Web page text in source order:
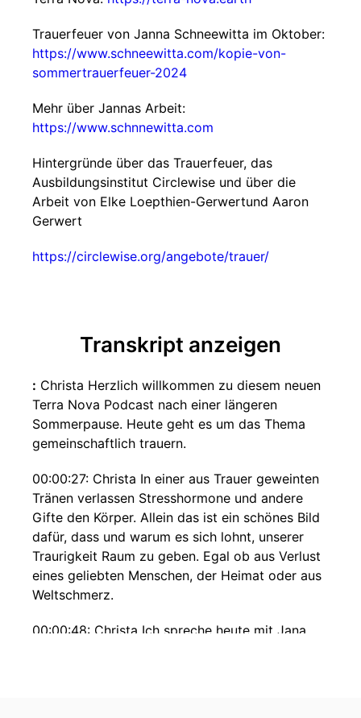
Trauerfeuer von Janna Schneewitta im Oktober:
https://www.schneewitta.com/kopie-von-
sommertrauerfeuer-2024
Mehr über Jannas Arbeit:
https://www.schnnewitta.com
Hintergründe über das Trauerfeuer, das
Ausbildungsinstitut Circlewise und über die
Arbeit von Elke Loepthien-Gerwertund Aaron
Gerwert
https://circlewise.org/angebote/trauer/
Transkript anzeigen
: Christa Herzlich willkommen zu diesem neuen
Terra Nova Podcast nach einer längeren
Sommerpause. Heute geht es um das Thema
gemeinschaftlich trauern.
00:00:27: Christa In einer aus Trauer geweinten
Tränen verlassen Stresshormone und andere
Gifte den Körper. Allein das ist ein schönes Bild
dafür, dass und warum es sich lohnt, unserer
Traurigkeit Raum zu geben. Egal ob aus Verlust
eines geliebten Menschen, der Heimat oder aus
Weltschmerz.
00:00:48: Christa Ich spreche heute mit Jana